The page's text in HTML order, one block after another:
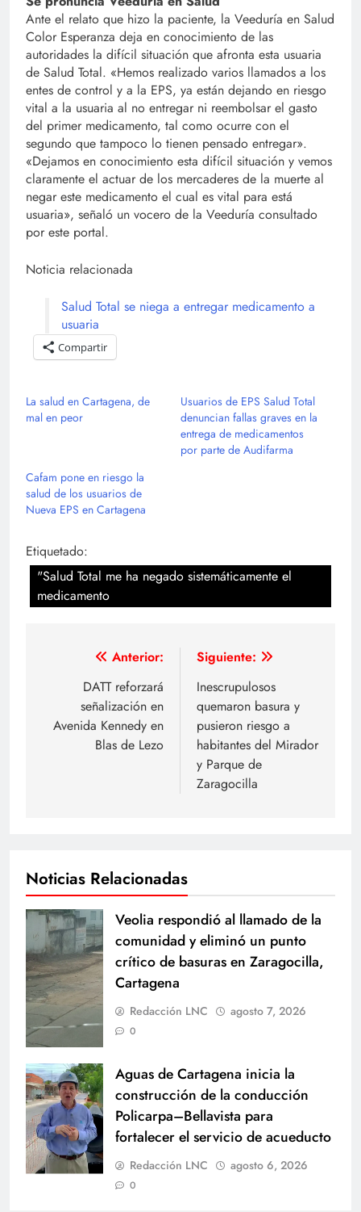
Ante el relato que hizo la paciente, la Veeduría en Salud
Color Esperanza deja en conocimiento de las
autoridades la difícil situación que afronta esta usuaria
de Salud Total. «Hemos realizado varios llamados a los
entes de control y a la EPS, ya están dejando en riesgo
vital a la usuaria al no entregar ni reembolsar el gasto
del primer medicamento, tal como ocurre con el
segundo que tampoco lo tienen pensado entregar».
«Dejamos en conocimiento esta difícil situación y vemos
claramente el actuar de los mercaderes de la muerte al
negar este medicamento el cual es vital para está
usuaria», señaló un vocero de la Veeduría consultado
por este portal.
Noticia relacionada
Salud Total se niega a entregar medicamento a
usuaria
Compartir
La salud en Cartagena, de
mal en peor
Usuarios de EPS Salud Total
denuncian fallas graves en la
entrega de medicamentos
por parte de Audifarma
Cafam pone en riesgo la
salud de los usuarios de
Nueva EPS en Cartagena
Etiquetado:
"Salud Total me ha negado sistemáticamente el
medicamento
Navegación
entradas
Anterior:
DATT reforzará
señalización en
Avenida Kennedy en
Blas de Lezo
Siguiente:
Inescrupulosos
quemaron basura y
pusieron riesgo a
habitantes del Mirador
y Parque de
Zaragocilla
Noticias Relacionadas
Veolia respondió al llamado de la
comunidad y eliminó un punto
crítico de basuras en Zaragocilla,
Cartagena
Redacción LNC agosto 7, 2026
0
Aguas de Cartagena inicia la
construcción de la conducción
Policarpa–Bellavista para
fortalecer el servicio de acueducto
Redacción LNC agosto 6, 2026
0